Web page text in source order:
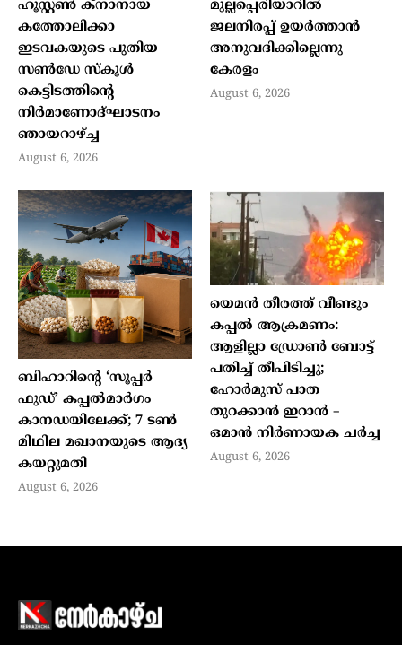
ഹൂസ്റ്റണ്‍ ക്നാനായ
കത്തോലിക്കാ
ഇടവകയുടെ പുതിയ
സണ്‍ഡേ സ്‌കൂള്‍
കെട്ടിടത്തിന്റെ
നിര്‍മാണോദ്ഘാടനം
ഞായറാഴ്ച്ച
August 6, 2026
മുല്ലപ്പെരിയാറില്‍
ജലനിരപ്പ് ഉയര്‍ത്താന്‍
അനുവദിക്കില്ലെന്നു
കേരളം
August 6, 2026
ബിഹാറിന്റെ ‘സൂപ്പർ
ഫുഡ്’ കപ്പൽമാർഗം
കാനഡയിലേക്ക്; 7 ടൺ
മിഥില മഖാനയുടെ ആദ്യ
കയറ്റുമതി
August 6, 2026
യെമൻ തീരത്ത് വീണ്ടും
കപ്പൽ ആക്രമണം:
ആളില്ലാ ഡ്രോൺ ബോട്ട്
പതിച്ച് തീപിടിച്ചു;
ഹോർമുസ് പാത
തുറക്കാൻ ഇറാൻ –
ഒമാൻ നിർണായക ചർച്ച
August 6, 2026